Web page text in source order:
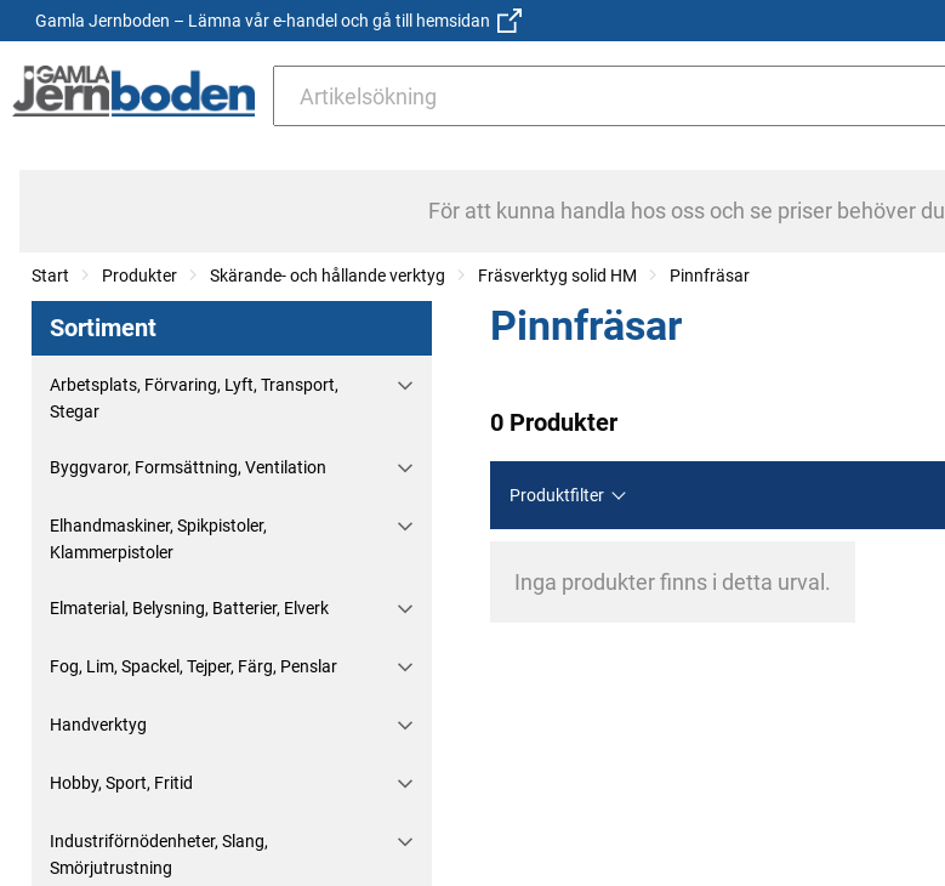
Gamla Jernboden – Lämna vår e-handel och gå till hemsidan
För att kunna handla hos oss och se priser behöver du
Start Produkter Skärande- och hållande verktyg Fräsverktyg solid HM Pinnfräsar
Sortiment
Arbetsplats, Förvaring, Lyft, Transport,
Stegar
Byggvaror, Formsättning, Ventilation
Elhandmaskiner, Spikpistoler,
Klammerpistoler
Elmaterial, Belysning, Batterier, Elverk
Fog, Lim, Spackel, Tejper, Färg, Penslar
Handverktyg
Hobby, Sport, Fritid
Industriförnödenheter, Slang,
Smörjutrustning
Pinnfräsar
0 Produkter
Produktfilter
Inga produkter finns i detta urval.